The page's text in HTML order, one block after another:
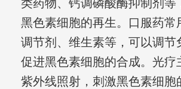
类药物、钙调磷酸酶抑制剂等
黑色素细胞的再生。口服药常
调节剂、维生素等，可以调节
促进黑色素细胞的合成。光疗
紫外线照射，刺激黑色素细胞